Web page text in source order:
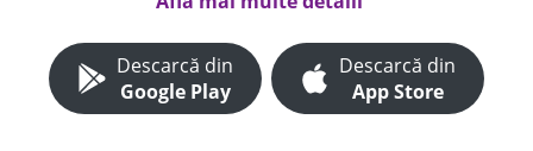
Descarcă din
Google Play
Descarcă din
App Store